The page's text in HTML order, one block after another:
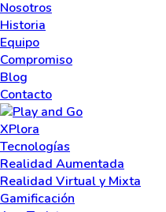
Nosotros
Historia
Equipo
Compromiso
Blog
Contacto
XPlora
Tecnologías
Realidad Aumentada
Realidad Virtual y Mixta
Gamificación